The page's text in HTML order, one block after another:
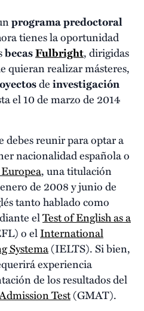
programa predoctoral
tienes la oportunidad
becasFulbright, dirigidas
quieran realizar másteres,
deinvestigación
el 10 de marzo de 2014
debes reunir para optar a
nacionalidad española o
, una titulación
de 2008 y junio de
tanto hablado como
elTest of English as a
o elInternational
Systema(IELTS). Si bien,
experiencia
de los resultados del
Test(GMAT).